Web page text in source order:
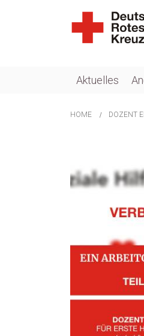
Aktuelles
HOME DOZENT